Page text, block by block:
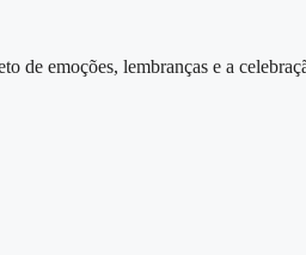
de emoções, lembranças e a